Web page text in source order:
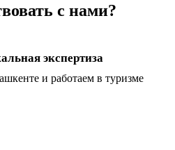
с нами?
экспертиза
и работаем в туризме